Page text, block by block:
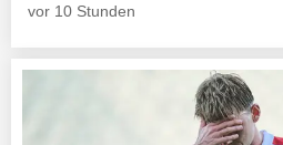
vor 10 Stunden